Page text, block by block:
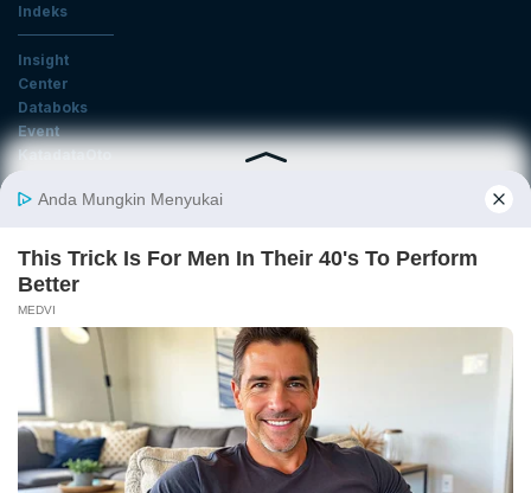
Indeks
Insight
Center
Databoks
Event
KatadataOto
Email
Daftar
Tentang Katadata Advertising Karier
Pedoman Media Siber
Kebijakan Privasi
Disclaimer
Hubungi Kami
©2026 Katadata. Hak cipta dilindungi Undang-undang.